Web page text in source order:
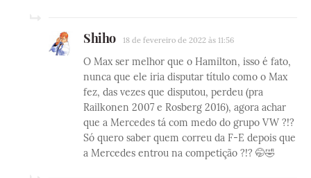
Shiho 18 de fevereiro de 2022 às 11:56
O Max ser melhor que o Hamilton, isso é fato,
nunca que ele iria disputar título como o Max
fez, das vezes que disputou, perdeu (pra
Railkonen 2007 e Rosberg 2016), agora achar
que a Mercedes tá com medo do grupo VW ?!?
Só quero saber quem correu da F-E depois que
a Mercedes entrou na competição ?!? 🤭🤣